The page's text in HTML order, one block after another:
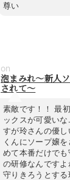
尊い
on
泡まみれ～新人
されて～
素敵です！！ 最
ックスが可愛い
すが玲さんの優し
くんにソープ嬢
めて本番だけで
の研修なんですよ
守りきろうとす